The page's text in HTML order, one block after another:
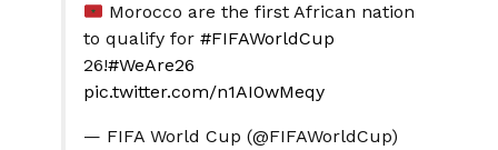
Morocco are the first African nation
to qualify for #FIFAWorldCup
26!#WeAre26
pic.twitter.com/n1AI0wMeqy
— FIFA World Cup (@FIFAWorldCup)